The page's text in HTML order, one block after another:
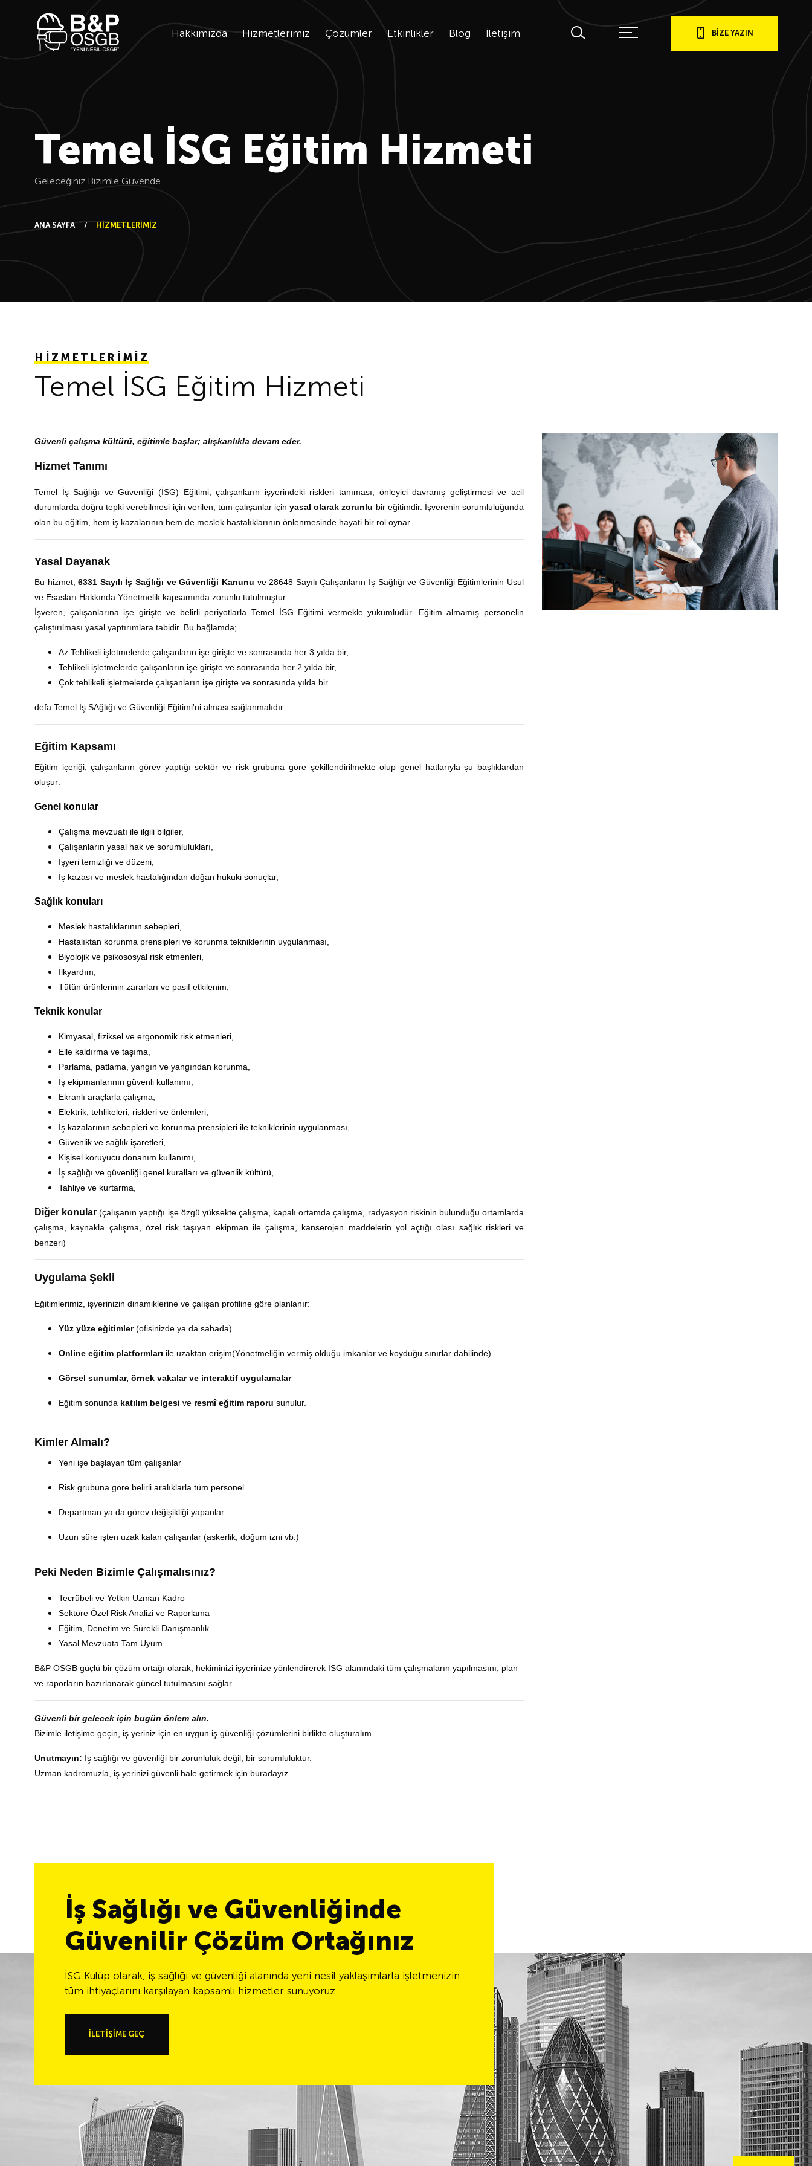
Hakkımızda Hizmetlerimiz Çözümler Etkinlikler Blog İletişim BİZE YAZIN
Temel İSG Eğitim Hizmeti
Geleceğiniz Bizimle Güvende
ANA SAYFA HİZMETLERİMİZ
HİZMETLERİMİZ
Temel İSG Eğitim Hizmeti
Güvenli çalışma kültürü, eğitimle başlar; alışkanlıkla devam eder.
Hizmet Tanımı
Temel İş Sağlığı ve Güvenliği (İSG) Eğitimi, çalışanların işyerindeki riskleri tanıması, önleyici davranış geliştirmesi ve acil
durumlarda doğru tepki verebilmesi için verilen, tüm çalışanlar içinyasal olarak zorunlu bir eğitimdir. İşverenin sorumluluğunda
olan bu eğitim, hem iş kazalarının hem de meslek hastalıklarının önlenmesinde hayati bir rol oynar.
Yasal Dayanak
Bu hizmet,6331 Sayılı İş Sağlığı ve Güvenliği Kanunu ve 28648 Sayılı Çalışanların İş Sağlığı ve Güvenliği Eğitimlerinin Usul
ve Esasları Hakkında Yönetmelik kapsamında zorunlu tutulmuştur.
İşveren, çalışanlarına işe girişte ve belirli periyotlarla Temel İSG Eğitimi vermekle yükümlüdür. Eğitim almamış personelin
çalıştırılması yasal yaptırımlara tabidir. Bu bağlamda;
Az Tehlikeli işletmelerde çalışanların işe girişte ve sonrasında her 3 yılda bir,
Tehlikeli işletmelerde çalışanların işe girişte ve sonrasında her 2 yılda bir,
Çok tehlikeli işletmelerde çalışanların işe girişte ve sonrasında yılda bir
defa Temel İş SAğlığı ve Güvenliği Eğitimi'ni alması sağlanmalıdır.
Eğitim Kapsamı
Eğitim içeriği, çalışanların görev yaptığı sektör ve risk grubuna göre şekillendirilmekte olup genel hatlarıyla şu başlıklardan
oluşur:
Genel konular
Çalışma mevzuatı ile ilgili bilgiler,
Çalışanların yasal hak ve sorumlulukları,
İşyeri temizliği ve düzeni,
İş kazası ve meslek hastalığından doğan hukuki sonuçlar,
Sağlık konuları
Meslek hastalıklarının sebepleri,
Hastalıktan korunma prensipleri ve korunma tekniklerinin uygulanması,
Biyolojik ve psikososyal risk etmenleri,
İlkyardım,
Tütün ürünlerinin zararları ve pasif etkilenim,
Teknik konular
Kimyasal, fiziksel ve ergonomik risk etmenleri,
Elle kaldırma ve taşıma,
Parlama, patlama, yangın ve yangından korunma,
İş ekipmanlarının güvenli kullanımı,
Ekranlı araçlarla çalışma,
Elektrik, tehlikeleri, riskleri ve önlemleri,
İş kazalarının sebepleri ve korunma prensipleri ile tekniklerinin uygulanması,
Güvenlik ve sağlık işaretleri,
Kişisel koruyucu donanım kullanımı,
İş sağlığı ve güvenliği genel kuralları ve güvenlik kültürü,
Tahliye ve kurtarma,
Diğer konular (çalışanın yaptığı işe özgü yüksekte çalışma, kapalı ortamda çalışma, radyasyon riskinin bulunduğu ortamlarda
çalışma, kaynakla çalışma, özel risk taşıyan ekipman ile çalışma, kanserojen maddelerin yol açtığı olası sağlık riskleri ve
benzeri)
Uygulama Şekli
Eğitimlerimiz, işyerinizin dinamiklerine ve çalışan profiline göre planlanır:
Yüz yüze eğitimler(ofisinizde ya da sahada)
Online eğitim platformları ile uzaktan erişim(Yönetmeliğin vermiş olduğu imkanlar ve koyduğu sınırlar dahilinde)
Görsel sunumlar, örnek vakalar ve interaktif uygulamalar
Eğitim sonunda katılım belgesi ve resmî eğitim raporu sunulur.
Kimler Almalı?
Yeni işe başlayan tüm çalışanlar
Risk grubuna göre belirli aralıklarla tüm personel
Departman ya da görev değişikliği yapanlar
Uzun süre işten uzak kalan çalışanlar (askerlik, doğum izni vb.)
Peki Neden Bizimle Çalışmalısınız?
Tecrübeli ve Yetkin Uzman Kadro
Sektöre Özel Risk Analizi ve Raporlama
Eğitim, Denetim ve Sürekli Danışmanlık
Yasal Mevzuata Tam Uyum
B&P OSGB güçlü bir çözüm ortağı olarak; hekiminizi işyerinize yönlendirerek İSG alanındaki tüm çalışmaların yapılmasını, plan
ve raporların hazırlanarak güncel tutulmasını sağlar.
Güvenli bir gelecek için bugün önlem alın.
Bizimle iletişime geçin, iş yeriniz için en uygun iş güvenliği çözümlerini birlikte oluşturalım.
Unutmayın: İş sağlığı ve güvenliği bir zorunluluk değil, bir sorumluluktur.
Uzman kadromuzla, iş yerinizi güvenli hale getirmek için buradayız.
İş Sağlığı ve Güvenliğinde
Güvenilir Çözüm Ortağınız
İSG Kulüp olarak, iş sağlığı ve güvenliği alanında yeni nesil yaklaşımlarla işletmenizin
tüm ihtiyaçlarını karşılayan kapsamlı hizmetler sunuyoruz.
İLETİŞİME GEÇ